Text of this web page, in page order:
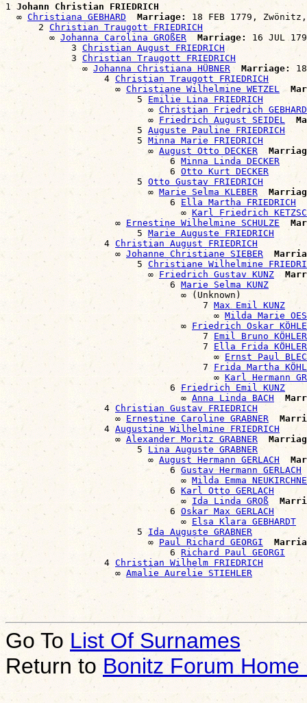
1 Johann Christian FRIEDRICH
  ∞
Christiana GEBHARD Marriage:
18 FEB 1779, Zwönitz,
      2
Christian Traugott FRIEDRICH
        ∞
Johanna Carolina GROßER Marriage:
16 JUL
            3
Christian August FRIEDRICH
            3
Christian Traugott FRIEDRICH
              ∞
Johanna Christiana HÜBNER Marriage: 18
                  4
Christian Traugott FRIEDRICH
                    ∞
Christiane Wilhelmine WETZEL
                        5
Emilie Lina FRIEDRICH
                          ∞
Christian Friedrich
                          ∞
Friedrich August SEIDEL
                        5
Auguste Pauline FRIEDRICH
                        5
Minna Marie FRIEDRICH
                          ∞
August Otto DECKER
                              6
Minna Linda DECKER
                              6
Otto Kurt DECKER
                        5
Otto Gustav FRIEDRICH
                          ∞
Marie Selma KLEBER
                              6
Ella Martha FRIEDRICH
                                ∞
Karl Friedrich
                    ∞
Ernestine Wilhelmine SCHULZE
                        5
Marie Auguste FRIEDRICH
                  4
Christian August FRIEDRICH
                    ∞
Johanne Christiane SIEBER
                        5
Christiane Wilhelmine
                          ∞
Friedrich Gustav KUNZ
                              6
Marie Selma KUNZ
                                ∞ (Unknown)
                                    7
Max Emil KUNZ
                                      ∞
Milda Marie
                                ∞
Friedrich Oskar
                                    7
Emil Bruno KÖHLER
                                    7
Ella Frida KÖHLER
                                      ∞
Ernst Paul
                                    7
Frida Martha
                                      ∞
Karl Hermann
                              6
Friedrich Emil KUNZ
                                ∞
Anna Linda BACH
                  4
Christian Gustav FRIEDRICH
                    ∞
Ernestine Caroline GRABNER
                  4
Augustine Wilhelmine FRIEDRICH
                    ∞
Alexander Moritz GRABNER
                        5
Lina Auguste GRABNER
                          ∞
August Hermann GERLACH
                              6
Gustav Hermann GERLACH
                                ∞
Milda Emma
                              6
Karl Otto GERLACH
                                ∞
Ida Linda GROß
                              6
Oskar Max GERLACH
                                ∞
Elsa Klara GEBHARDT
                        5
Ida Auguste GRABNER
                          ∞
Paul Richard GEORGI
                              6
Richard Paul GEORGI
                  4
Christian Wilhelm FRIEDRICH
                    ∞
Amalie Aurelie STIEHLER
Go To List Of Surnames
Return toBonitz Forum Home